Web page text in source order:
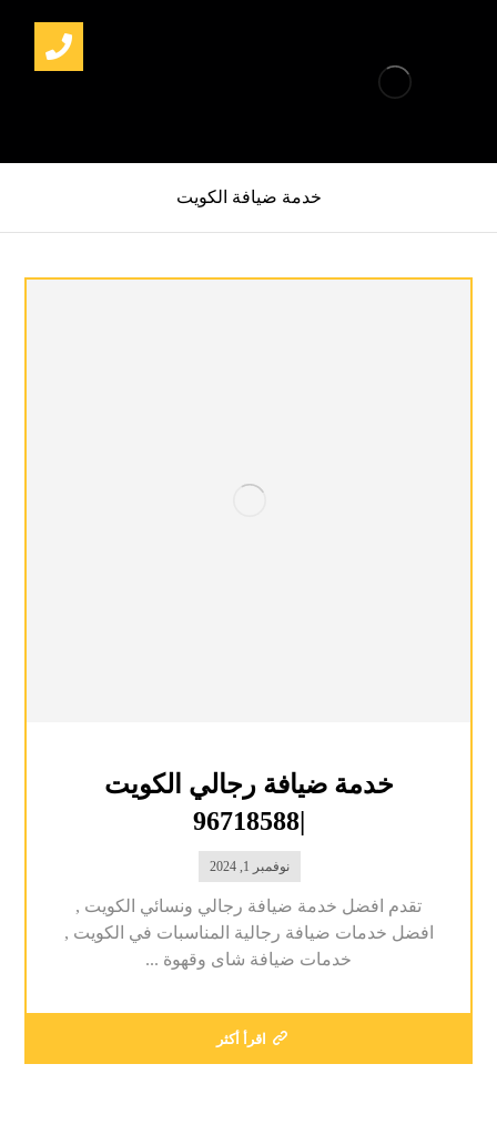
خدمة ضيافة الكويت
خدمة ضيافة رجالي الكويت
|96718588
نوفمبر 1, 2024
تقدم افضل خدمة ضيافة رجالي ونسائي الكويت ,
افضل خدمات ضيافة رجالية المناسبات في الكويت ,
خدمات ضيافة شاى وقهوة ...
اقرأ أكثر